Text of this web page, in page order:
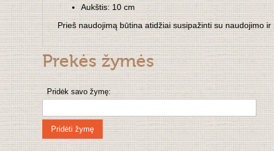
Aukštis: 10 cm
Prieš naudojimą būtina atidžiai susipažinti su naudojimo
Prekės žymės
Pridėk savo žymę:
Pridėti žymę